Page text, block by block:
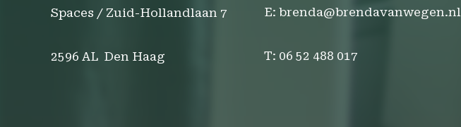
Spaces / Zuid-Hollandlaan 7
2596 AL Den Haag
E: brenda@brendavanwegen.nl
T: 06 52 488 017